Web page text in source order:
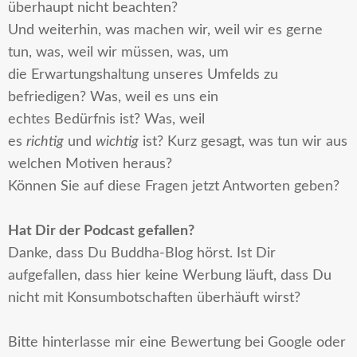
überhaupt nicht beachten?
Und weiterhin, was machen wir, weil wir es gerne
tun, was, weil wir müssen, was, um
die Erwartungshaltung unseres Umfelds zu
befriedigen? Was, weil es uns ein
echtes Bedürfnis ist? Was, weil
es richtig und wichtig ist? Kurz gesagt, was tun wir aus
welchen Motiven heraus?
Können Sie auf diese Fragen jetzt Antworten geben?
Hat Dir der Podcast gefallen?
Danke, dass Du Buddha-Blog hörst. Ist Dir
aufgefallen, dass hier keine Werbung läuft, dass Du
nicht mit Konsumbotschaften überhäuft wirst?
Bitte hinterlasse mir eine Bewertung bei Google oder